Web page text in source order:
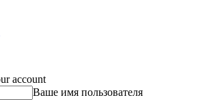
account
Ваше имя пользователя